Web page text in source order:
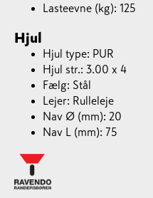
Lasteevne (kg): 125
Hjul
Hjul type: PUR
Hjul str.: 3.00 x 4
Fælg: Stål
Lejer: Rulleleje
Nav Ø (mm): 20
Nav L (mm): 75